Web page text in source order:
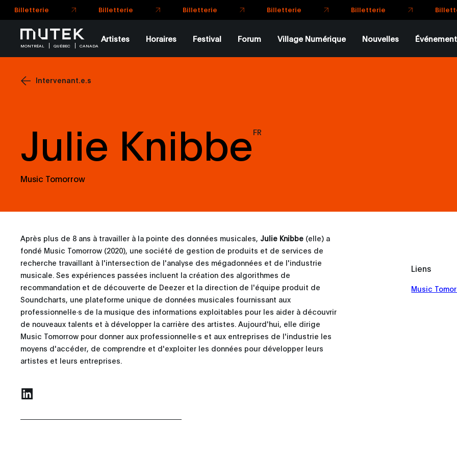
Billetterie Billetterie Billetterie Billetterie Billetterie
MONTRÉAL QUÉBEC CANADA
Artistes Horaires Festival Forum Village Numérique Nouvelles
Intervenant.e.s
Julie Knibbe FR
Music Tomorrow
Après plus de 8 ans à travailler à la pointe des données musicales, Julie Knibbe (elle) a
fondé Music Tomorrow (2020), une société de gestion de produits et de services de
recherche travaillant à l'intersection de l'analyse des mégadonnées et de l'industrie
musicale. Ses expériences passées incluent la création des algorithmes de
recommandation et de découverte de Deezer et la direction de l'équipe produit de
Soundcharts, une plateforme unique de données musicales fournissant aux
professionnel·le·s de la musique des informations exploitables pour les aider à découvrir
de nouveaux talents et à développer la carrière des artistes. Aujourd'hui, elle dirige
Music Tomorrow pour donner aux professionnel·le·s et aux entreprises de l'industrie les
moyens d'accéder, de comprendre et d'exploiter les données pour développer leurs
artistes et leurs entreprises.
Liens
Music